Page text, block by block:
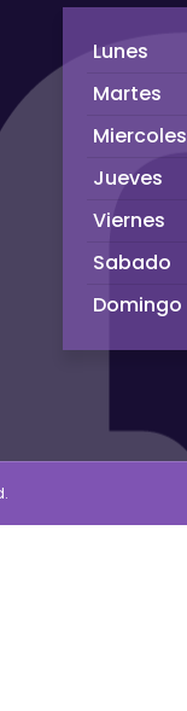
Lunes
Martes
Miercoles
Jueves
Viernes
Sabado
Domingo